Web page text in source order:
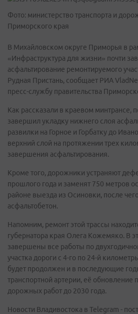
Фото: министерство транспорта и
Приморского края
В Михайловском округе Приморья в
«Инфраструктура для жизни» почти
асфальтирование ремонтируемого
Рудная Пристань, сообщает РИА
пресс-службу правительства
Как рассказали в краевом минтрансе,
завершил укладку нижнего слоя
развилки на Горное и Горбатку до
верхний слой на протяжении трех
завершения асфальтирования.
Кроме того, дорожники устраняют
прошлого года и заменят 750 метров
районе выезда из Осиновки, после
асфальтобетон.
Напомним, ремонт этой трассы
губернатора края Олега Кожемяко. В
завершены все работы по
участка дороги с 4-го по 24-й
будет продолжен и в последующие
транспортной артерии, её обновление
дорожных работ до 2030 года.
Новости Владивостока в Telegram -